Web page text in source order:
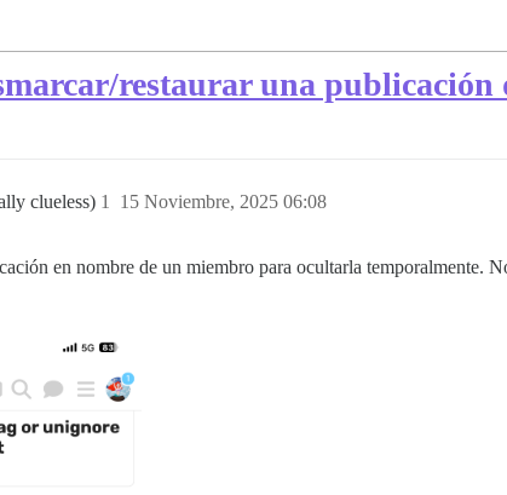
restaurar una
clueless) 15 Noviembre, 2025 06:08
1
en nombre de un miembro para ocultarla temporalmente.